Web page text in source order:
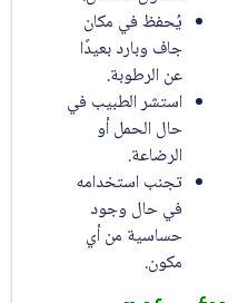
يُحفظ في مكان
جاف وبارد بعيدًا
عن الرطوبة.
استشر الطبيب في
حال الحمل أو
الرضاعة.
تجنب استخدامه
في حال وجود
حساسية من أي